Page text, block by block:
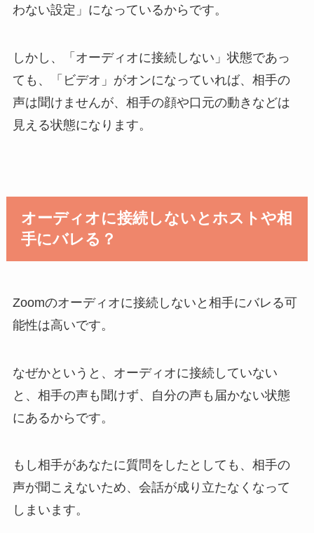
わない設定」になっているからです。
しかし、「オーディオに接続しない」状態であっ
ても、「ビデオ」がオンになっていれば、相手の
声は聞けませんが、相手の顔や口元の動きなどは
見える状態になります。
オーディオに接続しないとホストや相
手にバレる？
Zoomのオーディオに接続しないと相手にバレる可
能性は高いです。
なぜかというと、オーディオに接続していない
と、相手の声も聞けず、自分の声も届かない状態
にあるからです。
もし相手があなたに質問をしたとしても、相手の
声が聞こえないため、会話が成り立たなくなって
しまいます。